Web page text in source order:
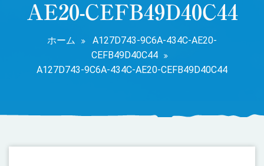
AE20-CEFB49D40C44
ホーム
A127D743-9C6A-434C-AE20-
CEFB49D40C44
A127D743-9C6A-434C-AE20-CEFB49D40C44